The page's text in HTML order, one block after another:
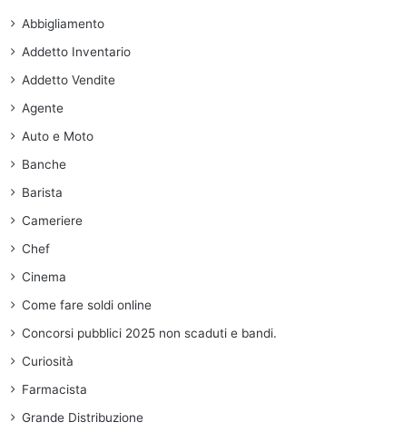
Abbigliamento
Addetto Inventario
Addetto Vendite
Agente
Auto e Moto
Banche
Barista
Cameriere
Chef
Cinema
Come fare soldi online
Concorsi pubblici 2025 non scaduti e bandi.
Curiosità
Farmacista
Grande Distribuzione